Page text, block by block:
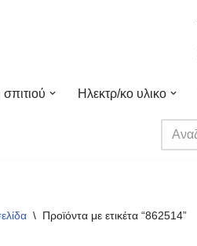
σπιτιού Ηλεκτρ/κο υλικο
\ Προϊόντα με ετικέτα “862514”